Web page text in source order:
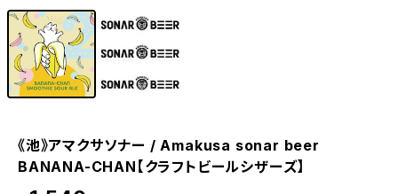
《池》アマクサソナー / Amakusa sonar beer
BANANA-CHAN【クラフトビールシザーズ】